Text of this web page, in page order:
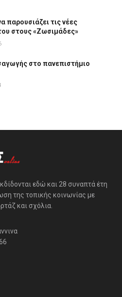
παρουσιάζει τις νέες
στους «Ζωσιμάδες»
στο πανεπιστήμιο
εδώ και 28 συναπτά έτη
της τοπικής κοινωνίας με
και σχόλια.